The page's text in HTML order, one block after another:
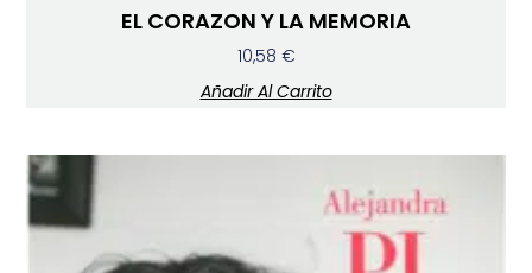
EL CORAZON Y LA MEMORIA
10,58 €
Añadir Al Carrito